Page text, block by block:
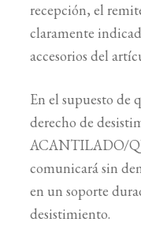
recepción, el
claramente
accesorios del
En el supuesto de
derecho de
ACANTILADO/
comunicará sin
en un soporte
desistimiento.